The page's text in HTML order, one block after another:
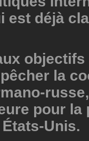
est déjà
objectifs
la
pour la
Unis.